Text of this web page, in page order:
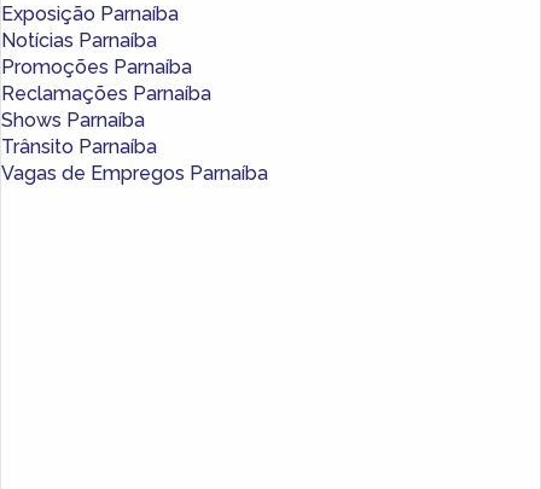
Exposição Parnaíba
Notícias Parnaíba
Promoções Parnaíba
Reclamações Parnaíba
Shows Parnaíba
Trânsito Parnaíba
Vagas de Empregos Parnaíba